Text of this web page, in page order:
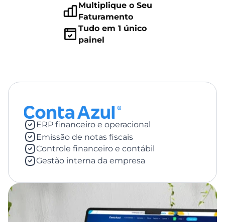
Multiplique o Seu
Faturamento
Tudo em 1 único
painel
ERP financeiro e operacional
Emissão de notas fiscais
Controle financeiro e contábil
Gestão interna da empresa